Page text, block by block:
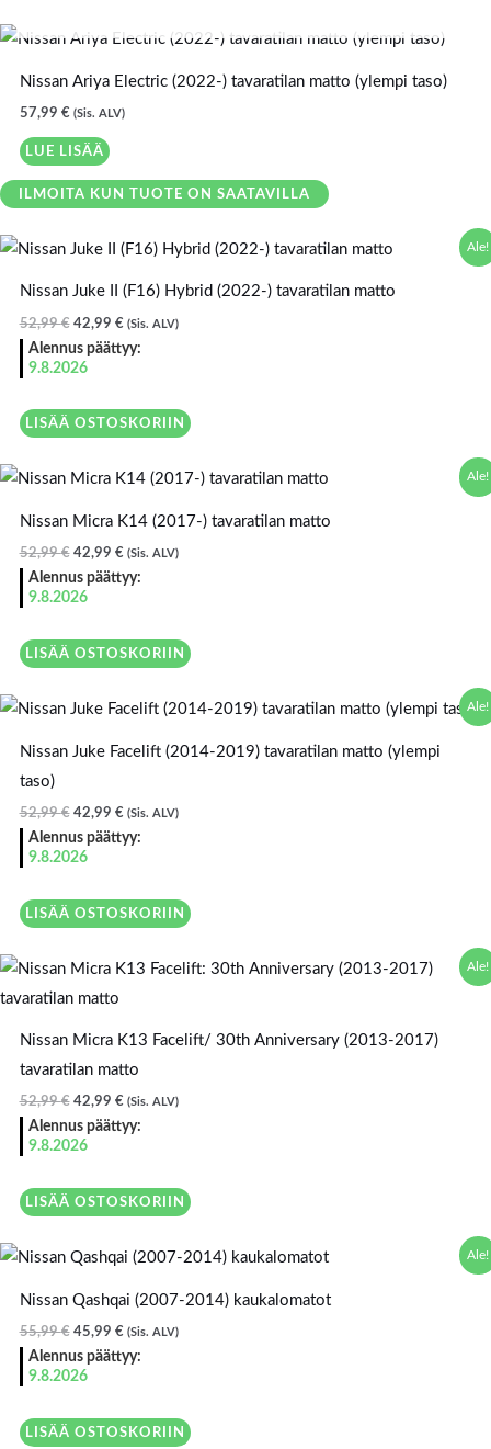
Nissan Ariya Electric (2022-) tavaratilan matto (ylempi taso)
57,99 € (Sis. ALV)
LUE LISÄÄ
ILMOITA KUN TUOTE ON SAATAVILLA
Ale!
Nissan Juke II (F16) Hybrid (2022-) tavaratilan matto
52,99€
Alkuperäinen
52,99 €.
42,99 €
Nykyinen
hinta
42,99 €.
(Sis. ALV)
Alennus päättyy:
9.8.2026
LISÄÄ OSTOSKORIIN
Ale!
Nissan Micra K14 (2017-) tavaratilan matto
52,99€
Alkuperäinen
52,99 €.
42,99 €
Nykyinen
hinta
42,99 €.
(Sis. ALV)
Alennus päättyy:
9.8.2026
LISÄÄ OSTOSKORIIN
Ale!
Nissan Juke Facelift (2014-2019) tavaratilan matto (ylempi
taso)
52,99€
Alkuperäinen
52,99 €.
42,99 €
Nykyinen
42,99 €.
(Sis. ALV)
Alennus päättyy:
9.8.2026
LISÄÄ OSTOSKORIIN
Ale!
Nissan Micra K13 Facelift/ 30th Anniversary (2013-2017)
tavaratilan matto
52,99€
Alkuperäinen
oli:
42,99 €
Nykyinen
(Sis. ALV)
Alennus päättyy:
9.8.2026
LISÄÄ OSTOSKORIIN
Ale!
Nissan Qashqai (2007-2014) kaukalomatot
55,99€
Alkuperäinen
hinta
55,99 €.
45,99 €
Nykyinen
hinta
45,99 €.
(Sis. ALV)
Alennus päättyy:
9.8.2026
LISÄÄ OSTOSKORIIN